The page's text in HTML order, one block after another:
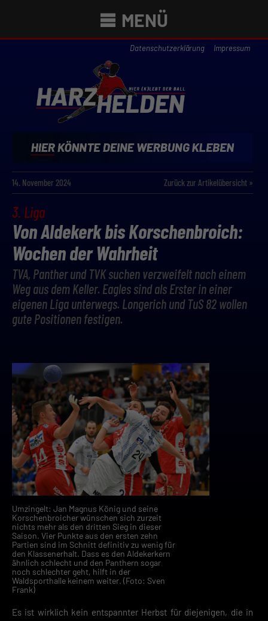
MENÜ
Datenschutzerklärung Impressum
14. November 2024 Zurück zur Artikelübersicht »
3. Liga
Von Aldekerk bis Korschenbroich:
Wochen der Wahrheit
TVA, Panther und TVK suchen verzweifelt nach einem
Weg aus dem Keller. Eagles sind als Erster in einer
eigenen Liga unterwegs. Longerich und TuS 82 wollen
gute Positionen festigen.
Umzingelt: Jan Magnus König und seine
Korschenbroicher wünschen sich zurzeit
nichts mehr als den dritten Sieg in dieser
Saison. Vier Punkte aus den ersten zehn
Partien sind im Schnitt definitiv zu wenig für
den Klassenerhalt. Dass es den Aldekerkern
ähnlich schlecht und den Panthern sogar
noch schlechter geht, hilft in der
Waldsporthalle keinem weiter. (Foto: Sven
Frank)
Es ist wirklich kein entspannter Herbst für diejenigen, die in